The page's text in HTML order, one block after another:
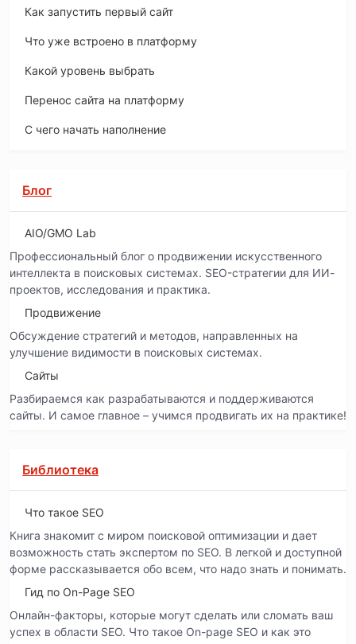
Как запустить первый сайт
Что уже встроено в платформу
Какой уровень выбрать
Перенос сайта на платформу
С чего начать наполнение
Блог
AIO/GMO Lab
Профессиональный блог о продвижении искусственного
интеллекта в поисковых системах. SEO-стратегии для ИИ-
проектов, исследования и практика.
Продвижение
Обсуждение стратегий и методов, направленных на
улучшение видимости в поисковых системах.
Сайты
Разбираемся как разрабатываются и поддерживаются
сайты. И самое главное – учимся продвигать их на практике!
Библиотека
Что такое SEO
Книга знакомит с миром поисковой оптимизации и дает
возможность стать экспертом по SEO. В легкой и доступной
форме рассказывается обо всем, что надо знать и понимать.
Гид по On-Page SEO
Онлайн-факторы, которые могут сделать или сломать ваш
успех в области SEO. Что такое On-page SEO и как это